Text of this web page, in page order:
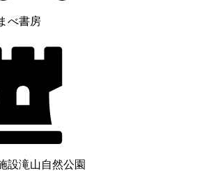
べ書房
設滝山自然公園